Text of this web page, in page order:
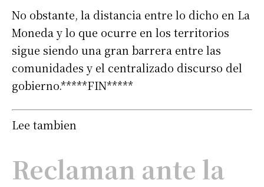
No obstante, la distancia entre lo dicho en La
Moneda y lo que ocurre en los territorios
sigue siendo una gran barrera entre las
comunidades y el centralizado discurso del
gobierno.*****FIN*****
Lee tambien
Reclaman ante la